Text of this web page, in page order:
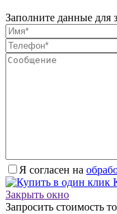
Заполните данные для
Я согласен на
Закрыть окно
Запросить стоимость